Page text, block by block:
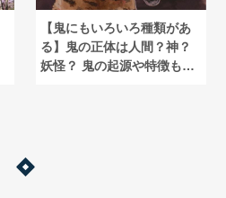
【鬼にもいろいろ種類があ
る】鬼の正体は人間？神？
妖怪？ 鬼の起源や特徴も解